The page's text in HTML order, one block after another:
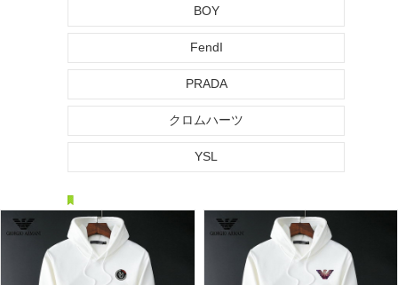
BOY
FendI
PRADA
クロムハーツ
YSL